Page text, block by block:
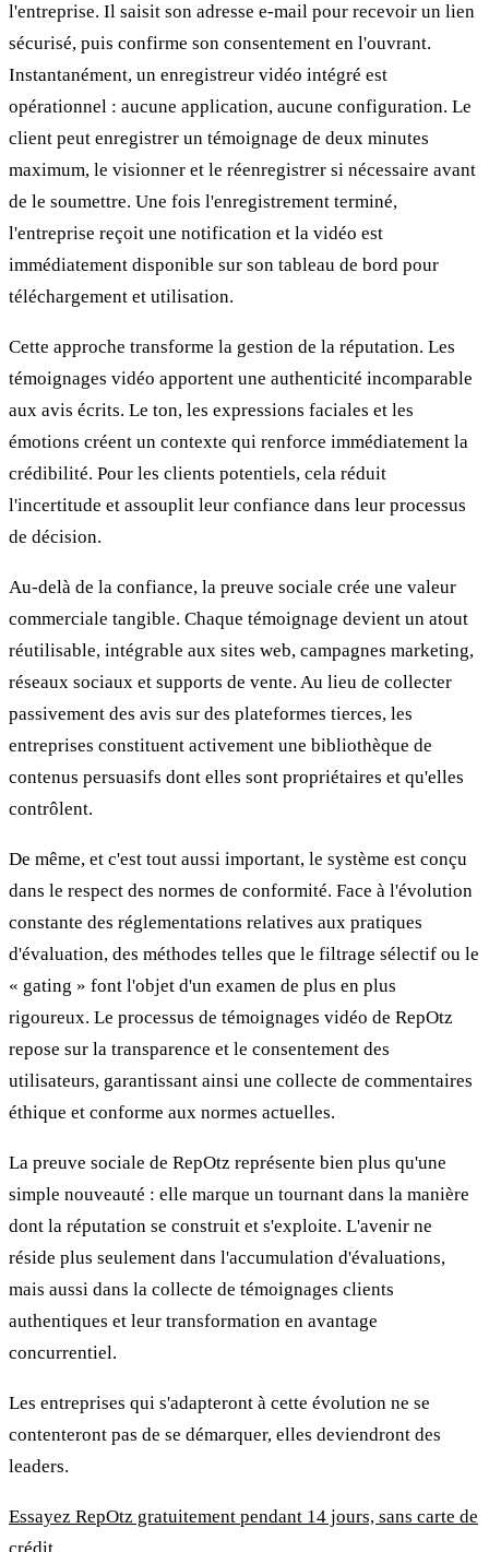
l'entreprise. Il saisit son adresse e-mail pour recevoir un lien
sécurisé, puis confirme son consentement en l'ouvrant.
Instantanément, un enregistreur vidéo intégré est
opérationnel : aucune application, aucune configuration. Le
client peut enregistrer un témoignage de deux minutes
maximum, le visionner et le réenregistrer si nécessaire avant
de le soumettre. Une fois l'enregistrement terminé,
l'entreprise reçoit une notification et la vidéo est
immédiatement disponible sur son tableau de bord pour
téléchargement et utilisation.
Cette approche transforme la gestion de la réputation. Les
témoignages vidéo apportent une authenticité incomparable
aux avis écrits. Le ton, les expressions faciales et les
émotions créent un contexte qui renforce immédiatement la
crédibilité. Pour les clients potentiels, cela réduit
l'incertitude et assouplit leur confiance dans leur processus
de décision.
Au-delà de la confiance, la preuve sociale crée une valeur
commerciale tangible. Chaque témoignage devient un atout
réutilisable, intégrable aux sites web, campagnes marketing,
réseaux sociaux et supports de vente. Au lieu de collecter
passivement des avis sur des plateformes tierces, les
entreprises constituent activement une bibliothèque de
contenus persuasifs dont elles sont propriétaires et qu'elles
contrôlent.
De même, et c'est tout aussi important, le système est conçu
dans le respect des normes de conformité. Face à l'évolution
constante des réglementations relatives aux pratiques
d'évaluation, des méthodes telles que le filtrage sélectif ou le
« gating » font l'objet d'un examen de plus en plus
rigoureux. Le processus de témoignages vidéo de RepOtz
repose sur la transparence et le consentement des
utilisateurs, garantissant ainsi une collecte de commentaires
éthique et conforme aux normes actuelles.
La preuve sociale de RepOtz représente bien plus qu'une
simple nouveauté : elle marque un tournant dans la manière
dont la réputation se construit et s'exploite. L'avenir ne
réside plus seulement dans l'accumulation d'évaluations,
mais aussi dans la collecte de témoignages clients
authentiques et leur transformation en avantage
concurrentiel.
Les entreprises qui s'adapteront à cette évolution ne se
contenteront pas de se démarquer, elles deviendront des
leaders.
Essayez RepOtz gratuitement pendant 14 jours, sans carte de